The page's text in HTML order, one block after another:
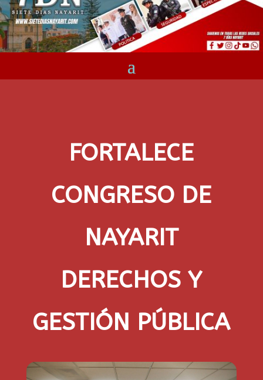
FORTALECE
CONGRESO DE
NAYARIT
DERECHOS Y
GESTIÓN PÚBLICA